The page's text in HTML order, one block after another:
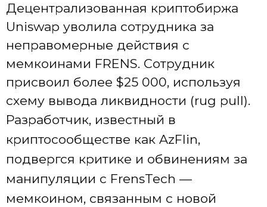
Децентрализованная криптобиржа
Uniswap уволила сотрудника за
неправомерные действия с
мемкоинами FRENS. Сотрудник
присвоил более $25 000, используя
схему вывода ликвидности (rug pull).
Разработчик, известный в
криптосообществе как AzFlin,
подвергся критике и обвинениям за
манипуляции с FrensTech —
мемкоином, связанным с новой